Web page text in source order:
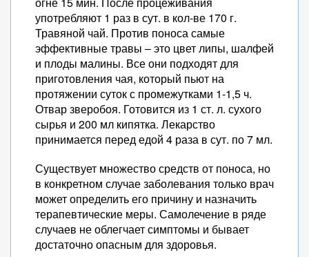
употребляют 1 раз в сут. в кол-ве 170 г.
Травяной чай. Против поноса самые
эффективные травы – это цвет липы, шалфей
и плоды малины. Все они подходят для
приготовления чая, который пьют на
протяжении суток с промежутками 1-1,5 ч.
Отвар зверобоя. Готовится из 1 ст. л. сухого
сырья и 200 мл кипятка. Лекарство
принимается перед едой 4 раза в сут. по 7 мл.
Существует множество средств от поноса, но
в конкретном случае заболевания только врач
может определить его причину и назначить
терапевтические меры. Самолечение в ряде
случаев не облегчает симптомы и бывает
достаточно опасным для здоровья.